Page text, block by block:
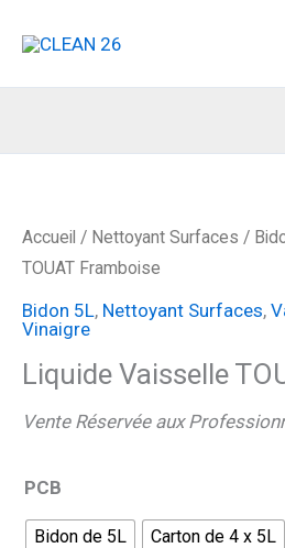
Accueil / Nettoyant Surfaces /
TOUAT Framboise
Bidon 5L, Nettoyant Surfaces,
Vinaigre
Liquide Vaisselle
Vente Réservée aux
PCB
Bidon de 5L Carton de 4 x 5L